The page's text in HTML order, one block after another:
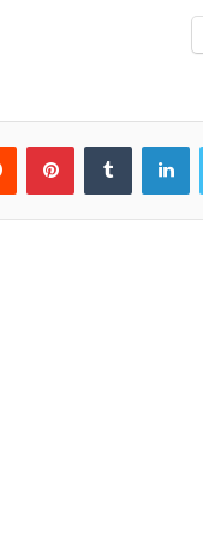
لينكدإن بينتيريست